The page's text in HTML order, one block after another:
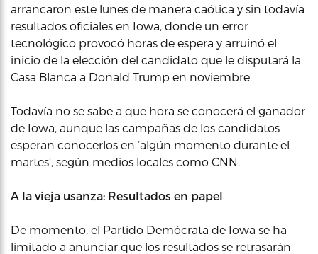
arrancaron este lunes de manera caótica y sin todavía
resultados oficiales en Iowa, donde un error
tecnológico provocó horas de espera y arruinó el
inicio de la elección del candidato que le disputará la
Casa Blanca a Donald Trump en noviembre.
Todavía no se sabe a que hora se conocerá el ganador
de Iowa, aunque las campañas de los candidatos
esperan conocerlos en ‘algún momento durante el
martes’, según medios locales como CNN.
A la vieja usanza: Resultados en papel
De momento, el Partido Demócrata de Iowa se ha
limitado a anunciar que los resultados se retrasarán